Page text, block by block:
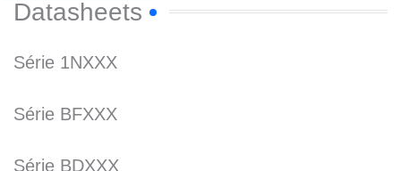
Datasheets
Série 1NXXX
Série BFXXX
Série BDXXX